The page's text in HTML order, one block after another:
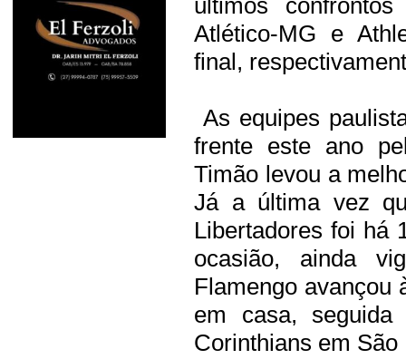
últimos
Atlético-MG e
final,
As equipes
frente este ano
Timão levou a
Já a última vez
Libertadores foi há
ocasião, ainda
Flamengo avançou
em casa,
Corinthians em São